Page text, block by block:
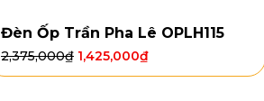
Đèn Ốp Trần Pha Lê OPLH115
2,375,000₫ 1,425,000₫